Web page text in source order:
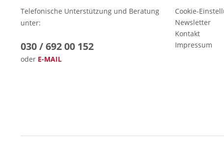
Telefonische Unterstützung und Beratung
unter:
030 / 692 00 152
oder E-MAIL
Cookie-
Newsletter
Kontakt
Impressum